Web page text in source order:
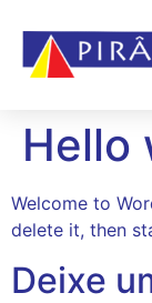
Hello
Welcome to
delete it, then
Deixe